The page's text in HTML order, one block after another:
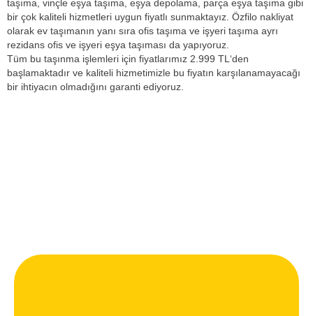
taşıma, vinçle eşya taşıma, eşya depolama, parça eşya taşıma gibi
bir çok kaliteli hizmetleri uygun fiyatlı sunmaktayız. Özfilo nakliyat
olarak ev taşımanın yanı sıra ofis taşıma ve işyeri taşıma ayrı
rezidans ofis ve işyeri eşya taşıması da yapıyoruz.
Tüm bu taşınma işlemleri için fiyatlarımız 2.999 TL‘den
başlamaktadır ve kaliteli hizmetimizle bu fiyatın karşılanamayacağı
bir ihtiyacın olmadığını garanti ediyoruz.